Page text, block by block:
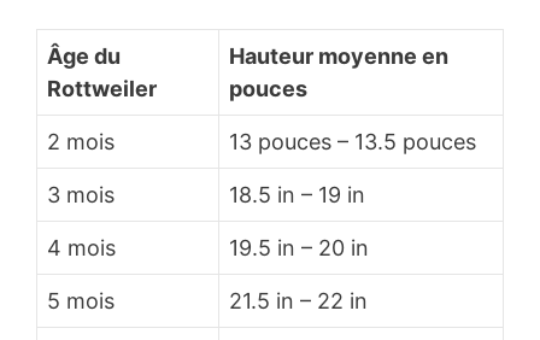
Âge du
Rottweiler
Hauteur moyenne en
pouces
2 mois 13 pouces – 13.5 pouces
3 mois 18.5 in – 19 in
4 mois 19.5 in – 20 in
5 mois 21.5 in – 22 in